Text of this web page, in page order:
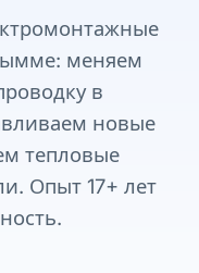
меняем
в
новые
тепловые
Опыт 17+ лет